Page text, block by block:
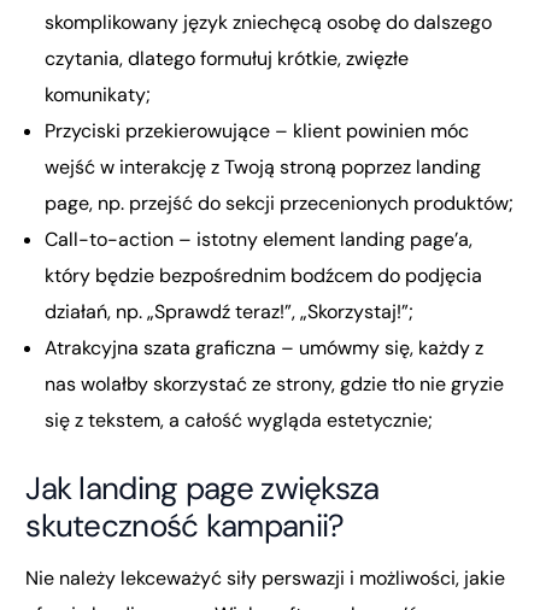
skomplikowany język zniechęcą osobę do dalszego
czytania, dlatego formułuj krótkie, zwięzłe
komunikaty;
Przyciski przekierowujące – klient powinien móc
wejść w interakcję z Twoją stroną poprzez landing
page, np. przejść do sekcji przecenionych produktów;
Call-to-action – istotny element landing page’a,
który będzie bezpośrednim bodźcem do podjęcia
działań, np. „Sprawdź teraz!”, „Skorzystaj!”;
Atrakcyjna szata graficzna – umówmy się, każdy z
nas wolałby skorzystać ze strony, gdzie tło nie gryzie
się z tekstem, a całość wygląda estetycznie;
Jak landing page zwiększa
skuteczność kampanii?
Nie należy lekceważyć siły perswazji i możliwości, jakie